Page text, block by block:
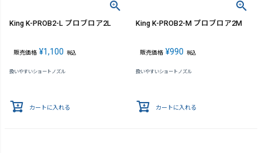
King K-PROB2-L プロブロア2L
販売価格 ¥1,100 税込
扱いやすいショートノズル
カートに入れる
King K-PROB2-M プロブロア2M
販売価格 ¥990 税込
扱いやすいショートノズル
カートに入れる